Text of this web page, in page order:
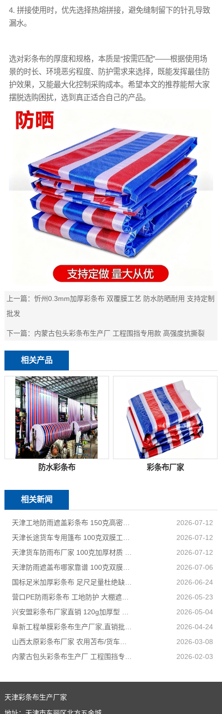
4. 拼接使用时，优先选择热熔拼接，避免缝制留下的针孔导致
漏水。
选对彩条布的厚度和规格，本质是“按需匹配”——根据使用场
景的时长、环境恶劣程度、防护需求来选择，既能发挥最佳防
护效果，又能最大化控制采购成本。希望本文的推荐能帮大家
摆脱选购困扰，选到真正适合自己的产品。
上一篇：忻州0.3mm加厚彩条布 双覆膜工艺 防水防晒耐用 支持定制
批发
下一篇： 内蒙古包头彩条布生产厂 工程围挡专用款 高强度抗撕裂
相关产品
防水彩条布 彩条布厂家
相关新闻
天津工地防雨遮盖彩条布 150克高密度 基建施工防尘防水
2026-07-12
2026-07-12
2026-07-12
天津防雨遮盖布哪家靠谱 100克双膜加厚款适配高栏货车长途盖货
2026-07-06
国标足米加厚彩条布 足尺足量杜绝缺尺少米
2026-06-24
营口PE防雨彩条布 工地防护 大棚遮盖 3×50米 耐寒耐用
2026-05-23
2026-05-04
2026-04-24
山西太原彩条布厂家 农用苫布/货车篷布 支持来样加工定制
2026-03-08
2026-02-03
天津彩条布生产厂家